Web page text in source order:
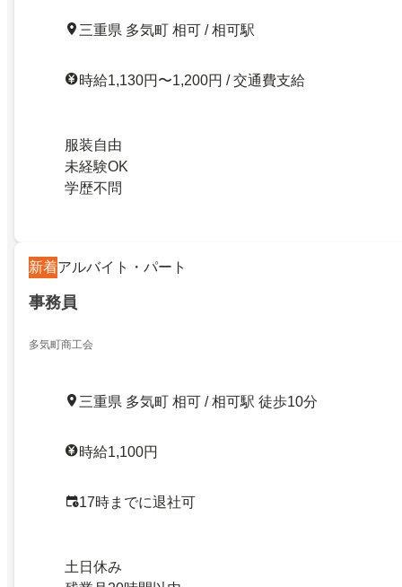
三重県 多気町 相可 / 相可駅
時給1,130円〜1,200円 / 交通費支給
服装自由
未経験OK
学歴不問
新着アルバイト・パート
事務員
多気町商工会
三重県 多気町 相可 / 相可駅 徒歩10分
時給1,100円
17時までに退社可
土日休み